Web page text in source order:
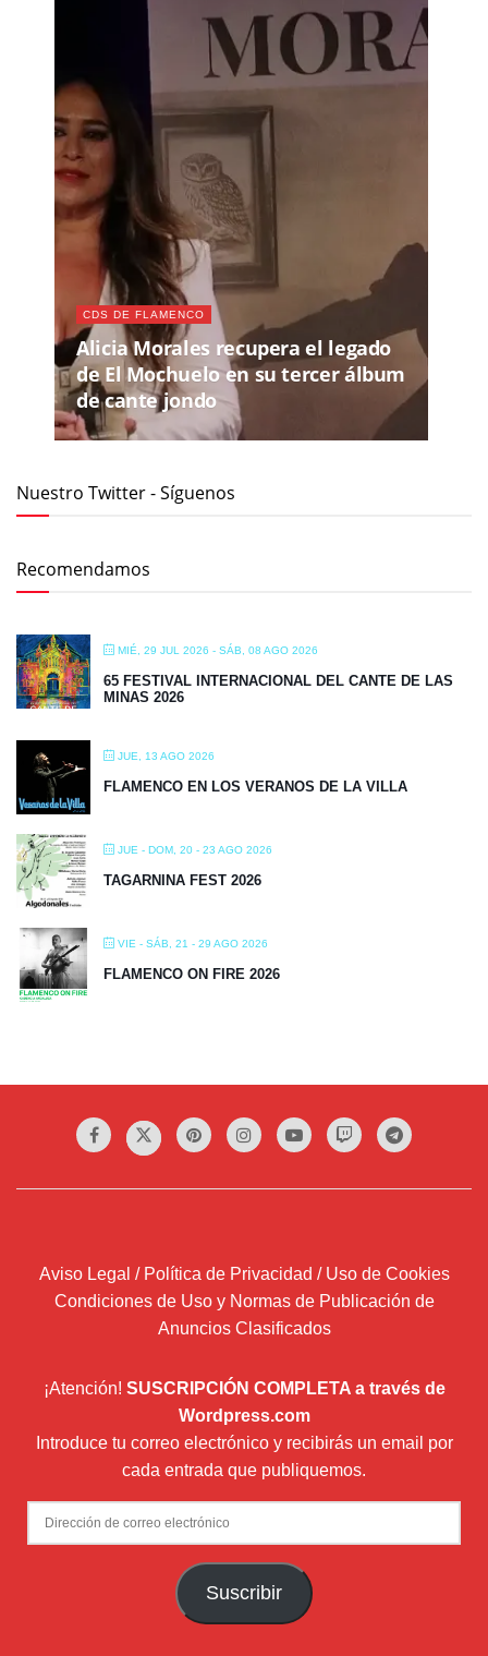
CDS DE FLAMENCO
Alicia Morales recupera el legado
de El Mochuelo en su tercer álbum
de cante jondo
Nuestro Twitter - Síguenos
Recomendamos
MIÉ, 29 JUL 2026 - SÁB, 08 AGO 2026
65 FESTIVAL INTERNACIONAL DEL CANTE DE LAS
MINAS 2026
JUE, 13 AGO 2026
FLAMENCO EN LOS VERANOS DE LA VILLA
JUE - DOM, 20 - 23 AGO 2026
TAGARNINA FEST 2026
VIE - SÁB, 21 - 29 AGO 2026
FLAMENCO ON FIRE 2026
Aviso Legal / Política de Privacidad / Uso de Cookies
Condiciones de Uso y Normas de Publicación de
Anuncios Clasificados
¡Atención! SUSCRIPCIÓN COMPLETA a través de
Wordpress.com
Introduce tu correo electrónico y recibirás un email por
cada entrada que publiquemos.
Dirección
de
Suscribir